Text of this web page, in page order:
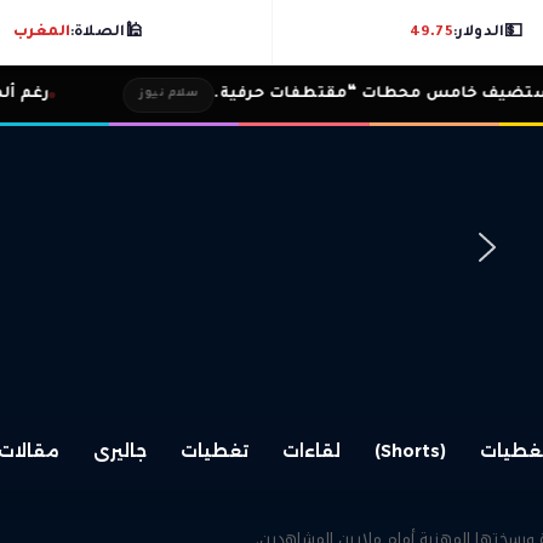
💵الدولار:49.75
🕌الصلاة:المغرب
“مقتطفات حرفية. سلام نيوز رغم ألمه تامر حسني
(Shorts) لقاءات تغطيات جاليرى مقالات